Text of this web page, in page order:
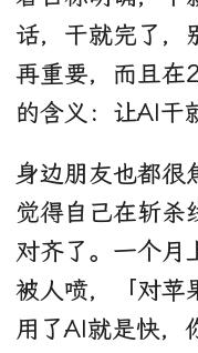
话，干就完了，
再重要，而且在
的含义：让AI干
身边朋友也都很
觉得自己在斩杀
对齐了。一个月
被人喷，「对苹
用了AI就是快，